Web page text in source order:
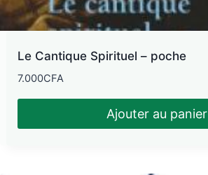
Le Cantique Spirituel – poche
7.000CFA
Ajouter au panier